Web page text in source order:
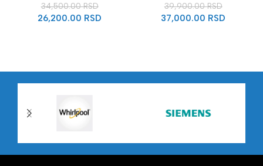
34,500.00RSD
26,200.00 RSD
39,900.00RSD
37,000.00 RSD